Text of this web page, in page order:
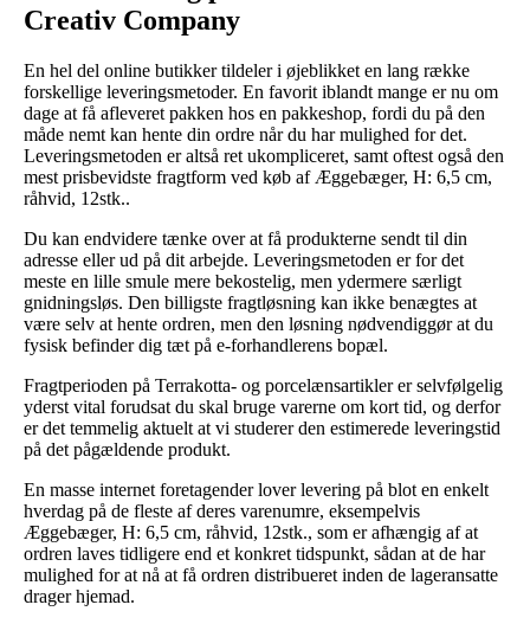
Creativ Company
En hel del online butikker tildeler i øjeblikket en lang række
forskellige leveringsmetoder. En favorit iblandt mange er nu om
dage at få afleveret pakken hos en pakkeshop, fordi du på den
måde nemt kan hente din ordre når du har mulighed for det.
Leveringsmetoden er altså ret ukompliceret, samt oftest også den
mest prisbevidste fragtform ved køb af Æggebæger, H: 6,5 cm,
råhvid, 12stk..
Du kan endvidere tænke over at få produkterne sendt til din
adresse eller ud på dit arbejde. Leveringsmetoden er for det
meste en lille smule mere bekostelig, men ydermere særligt
gnidningsløs. Den billigste fragtløsning kan ikke benægtes at
være selv at hente ordren, men den løsning nødvendiggør at du
fysisk befinder dig tæt på e-forhandlerens bopæl.
Fragtperioden på Terrakotta- og porcelænsartikler er selvfølgelig
yderst vital forudsat du skal bruge varerne om kort tid, og derfor
er det temmelig aktuelt at vi studerer den estimerede leveringstid
på det pågældende produkt.
En masse internet foretagender lover levering på blot en enkelt
hverdag på de fleste af deres varenumre, eksempelvis
Æggebæger, H: 6,5 cm, råhvid, 12stk., som er afhængig af at
ordren laves tidligere end et konkret tidspunkt, sådan at de har
mulighed for at nå at få ordren distribueret inden de lageransatte
drager hjemad.